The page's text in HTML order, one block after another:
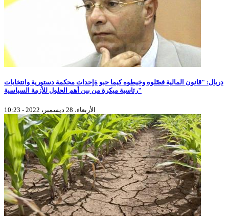
دربال: "قانون المالية فصّلوه وخيطوه كيما حبو ةإحداث محكمة دستورية وانتخابات
رئاسية مبكرة من بين أهم الحلول للأزمة السياسية"
الأربعاء، 28 ديسمبر، 2022 - 10:23